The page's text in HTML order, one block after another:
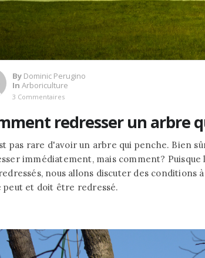
By Dominic Perugino
In Arboriculture
3 Commentaires
redresser un arbre
pas rare d'avoir un arbre qui penche. Bien
immédiatement, mais comment?
nous allons discuter des conditions
peut et doit être redressé.